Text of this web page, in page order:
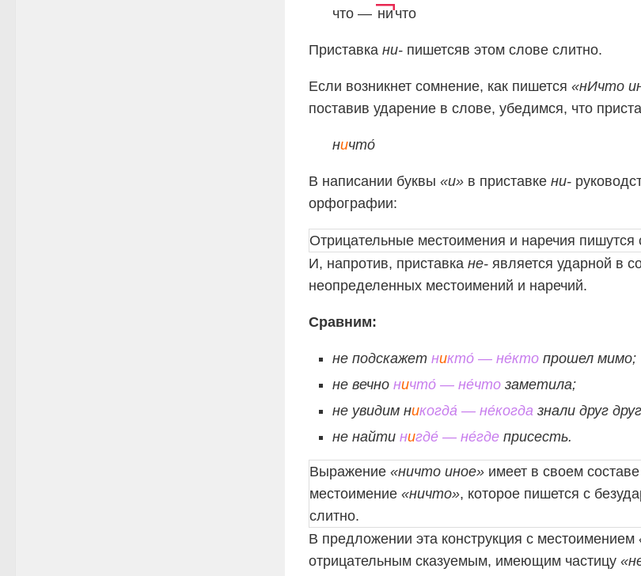
что — ничто
Приставка ни- пишетсяв этом слове слитно.
Если возникнет сомнение, как пишется «нИчто
поставив ударение в слове, убедимся, что
ничто́
В написании буквы «и» в приставке ни-
орфографии:
Отрицательные местоимения и наречия пишутся
И, напротив, приставка не- является ударной в
неопределенных местоимений и наречий.
Сравним:
не подскажет никто́ — не́кто прошел мимо;
не вечно ничто́ — не́что заметила;
не увидим никогда́ — не́когда знали друг
не найти нигде́ — не́где присесть.
Выражение «ничто иное» имеет в своем
местоимение «ничто», которое пишется с
слитно.
В предложении эта конструкция с местоимением
отрицательным сказуемым, имеющим частицу